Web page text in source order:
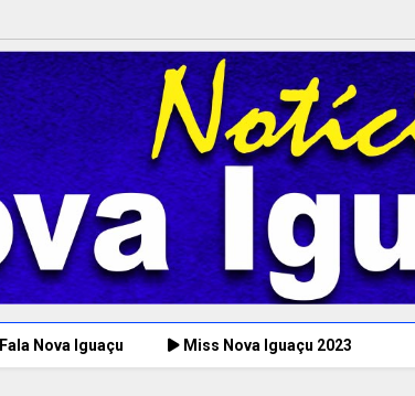
Fala Nova Iguaçu Miss Nova Iguaçu 2023